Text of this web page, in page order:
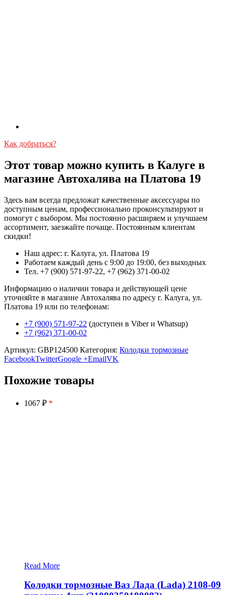
Как добраться?
Этот товар можно купить в Калуге в
магазине Автохалява на Платова 19
Здесь вам всегда предложат качественные аксессуары по
доступным ценам, профессионально проконсультируют и
помогут с выбором. Мы постоянно расширяем и улучшаем
ассортимент, заезжайте почаще. Постоянным клиентам
скидки!
Наш адрес: г. Калуга, ул. Платова 19
Работаем каждый день с 9:00 до 19:00, без выходных
Тел. +7 (900) 571-97-22, +7 (962) 371-00-02
Информацию о наличии товара и действующей цене
уточняйте в магазине Автохалява по адресу г. Калуга, ул.
Платова 19 или по телефонам:
+7 (900) 571-97-22 (доступен в Viber и Whatsup)
+7 (962) 371-00-02
Артикул: GBP124500 Категория: Колодки тормозные
FacebookTwitterGoogle +EmailVK
Похожие товары
1067 ₽ *
Read More
Колодки тормозные Ваз Лада (Lada) 2108-09